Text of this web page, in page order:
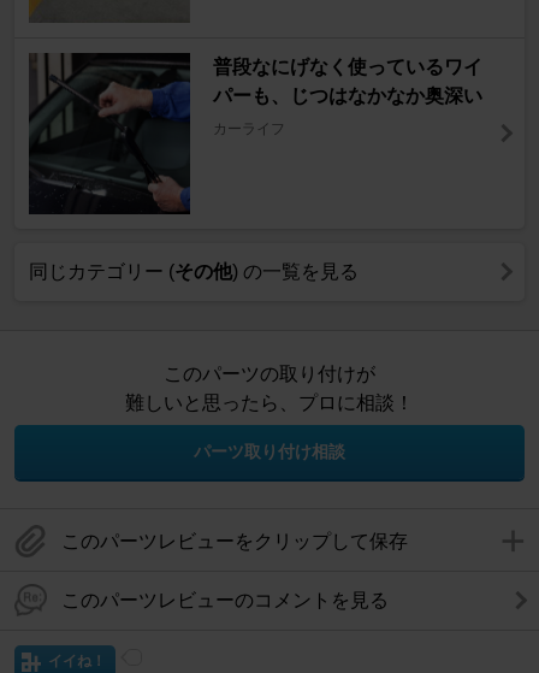
普段なにげなく使っているワイ
パーも、じつはなかなか奥深い
カーライフ
同じカテゴリー (その他) の一覧を見る
このパーツの取り付けが
難しいと思ったら、プロに相談！
パーツ取り付け相談
このパーツレビューをクリップして保存
このパーツレビューのコメントを見る
イイね！